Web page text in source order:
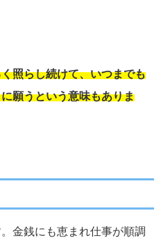
照らし続けて、いつまでも
願うという意味もありま
金銭にも恵まれ仕事が順調